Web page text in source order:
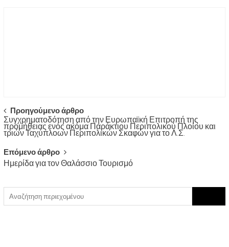
Post
navigation
Προηγούμενο άρθρο
Συγχρηματοδότηση από την Ευρωπαϊκή Επιτροπή της
προμήθειας ενός ακόμα Παράκτιου Περιπολικού Πλοίου και
τριών Ταχύπλοων Περιπολικών Σκαφών για το Λ.Σ.
Επόμενο άρθρο
Ημερίδα για τον Θαλάσσιο Τουρισμό
for: